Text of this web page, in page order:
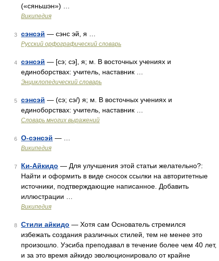
(«сяньшэн») …
Википедия
3 сэнсэй — сэнс эй, я …
Русский орфографический словарь
4 сэнсэй — [сэ; сэ], я; м. В восточных учениях и
единоборствах: учитель, наставник …
Энциклопедический словарь
5 сэнсэй — (сэ; сэ/) я; м. В восточных учениях и
единоборствах: учитель, наставник …
Словарь многих выражений
6 О-сэнсэй — …
Википедия
7 Ки-Айкидо — Для улучшения этой статьи желательно?:
Найти и оформить в виде сносок ссылки на авторитетные
источники, подтверждающие написанное. Добавить
иллюстрации …
Википедия
8 Стили айкидо — Хотя сам Основатель стремился
избежать создания различных стилей, тем не менее это
произошло. Уэсиба преподавал в течение более чем 40 лет,
и за это время айкидо эволюционировало от крайне